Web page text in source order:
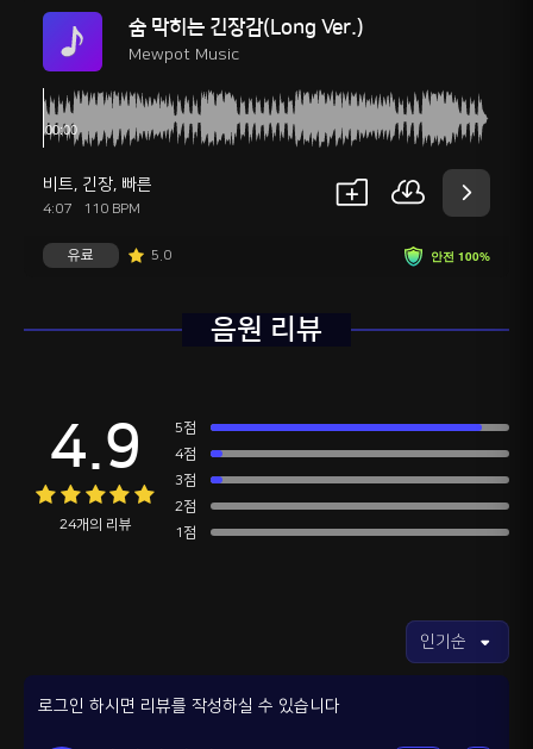
숨 막히는 긴장감(Long Ver.)
Mewpot Music
비트, 긴장, 빠른
4:07 110 BPM
안전 100%
유료 5.0
음원 리뷰
4.9
24개의 리뷰
5점
4점
3점
2점
1점
로그인 하시면 리뷰를 작성하실 수 있습니다